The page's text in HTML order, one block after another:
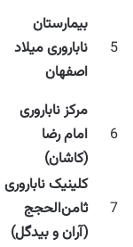
5
بیمارستان
ناباروری میلاد
اصفهان
6
مرکز ناباروری
امام رضا
(کاشان)
7
کلینیک ناباروری
ثامن‌الحجج
(آران و بیدگل)